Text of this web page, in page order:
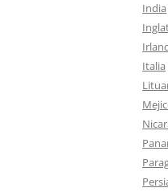
India
Italia